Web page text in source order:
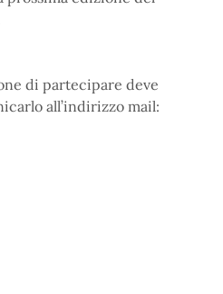
di partecipare deve
all’indirizzo mail: